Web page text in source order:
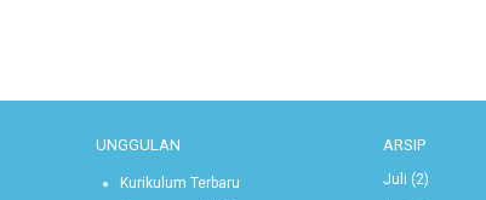
UNGGULAN
Kurikulum Terbaru
ARSIP
Juli (2)